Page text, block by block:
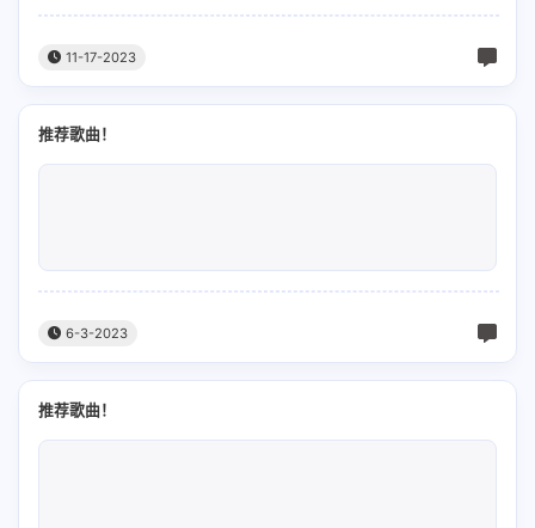
11-17-2023
推荐歌曲！
6-3-2023
推荐歌曲！